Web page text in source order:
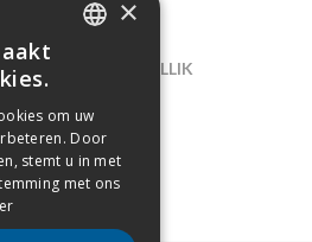
CONTACT
22, B-1731 ZELLIK
02/238.10.11
BE0407.694.265
×
om uw
Door
stemt u in met
met ons